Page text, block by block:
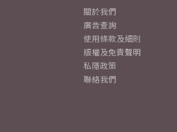
關於我們
廣告查詢
使用條款及細則
版權及免責聲明
私隱政策
聯絡我們